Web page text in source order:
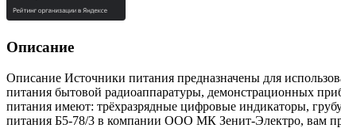
Описание
Описание Источники питания предназначены для
питания бытовой радиоаппаратуры, демонстрационных
питания имеют: трёхразрядные цифровые индикаторы,
питания Б5-78/3 в компании ООО МК Зенит-Электро, вам